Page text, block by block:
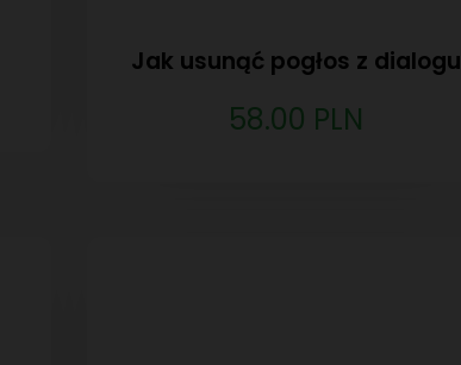
Jak usunąć pogłos z dialogu
58.00 PLN